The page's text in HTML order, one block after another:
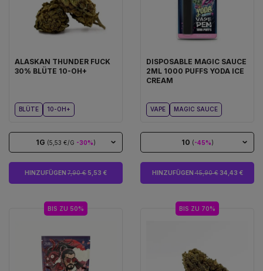
ALASKAN THUNDER FUCK
30% BLÜTE 10-OH+
BLÜTE 10-OH+
1G (5,53 €/G -30%)
HINZUFÜGEN 7,90 € 5,53 €
DISPOSABLE MAGIC SAUCE
2ML 1000 PUFFS YODA ICE
CREAM
VAPE MAGIC SAUCE
10 (-45%)
HINZUFÜGEN45,90 €34,43 €
BIS ZU 50% BIS ZU 70%